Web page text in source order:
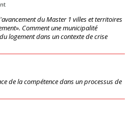
du Master 1 villes et territoires
Comment une municipalité
logement dans un contexte de crise
de la compétence dans un processus de